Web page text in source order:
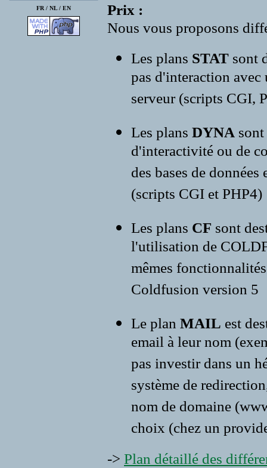
FR / NL/ EN
Prix :
Nous vous proposons
Les plans STAT sont
pas d'interaction avec
serveur (scripts CGI,
Les plans DYNA
d'interactivité ou de
des bases de
(scripts CGI et PHP4)
Les plans CF sont
l'utilisation de
mêmes
Coldfusion version 5
Le plan MAIL est
email à leur nom
pas investir dans un
système de
nom de domaine
choix (chez un
-> Plan détaillé des